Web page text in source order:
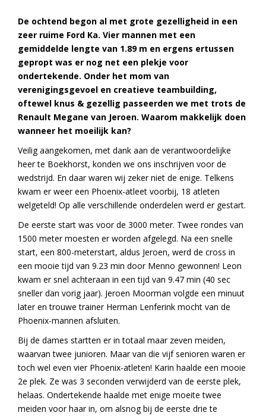
De ochtend begon al met grote gezelligheid in een
zeer ruime Ford Ka. Vier mannen met een
gemiddelde lengte van 1.89 m en ergens ertussen
gepropt was er nog net een plekje voor
ondertekende. Onder het mom van
verenigingsgevoel en creatieve teambuilding,
oftewel knus & gezellig passeerden we met trots de
Renault Megane van Jeroen. Waarom makkelijk doen
wanneer het moeilijk kan?
Veilig aangekomen, met dank aan de verantwoordelijke
heer te Boekhorst, konden we ons inschrijven voor de
wedstrijd. En daar waren wij zeker niet de enige. Telkens
kwam er weer een Phoenix-atleet voorbij, 18 atleten
welgeteld! Op alle verschillende onderdelen werd er gestart.
De eerste start was voor de 3000 meter. Twee rondes van
1500 meter moesten er worden afgelegd. Na een snelle
start, een 800-meterstart, aldus Jeroen, werd de cross in
een mooie tijd van 9.23 min door Menno gewonnen! Leon
kwam er snel achteraan in een tijd van 9.47 min (40 sec
sneller dan vorig jaar). Jeroen Moorman volgde een minuut
later en trouwe trainer Herman Lenferink mocht van de
Phoenix-mannen afsluiten.
Bij de dames startten er in totaal maar zeven meiden,
waarvan twee junioren. Maar van die vijf senioren waren er
toch wel even vier Phoenix-atleten! Karin haalde een mooie
2e plek. Ze was 3 seconden verwijderd van de eerste plek,
helaas. Ondertekende haalde met enige moeite twee
meiden voor haar in, om alsnog bij de eerste drie te